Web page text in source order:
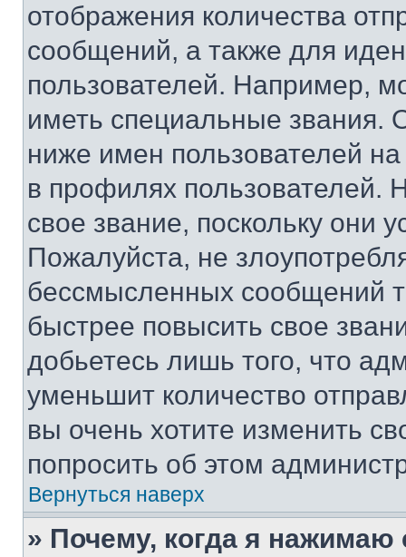
отображения количества
сообщений, а также для
пользователей. Например,
иметь специальные звания.
ниже имен пользователей
в профилях
свое звание, поскольку они
Пожалуйста, не
бессмысленных сообщений
быстрее повысить свое
добьетесь лишь того, что
уменьшит количество
вы очень хотите изменить
попросить об этом
Вернуться наверх
» Почему, когда я нажимаю